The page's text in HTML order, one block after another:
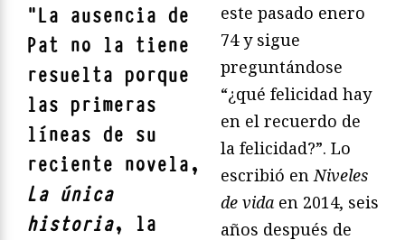
"La ausencia de
Pat no la tiene
resuelta porque
las primeras
líneas de su
reciente novela,
La única
historia, la
este pasado enero
74 y sigue
preguntándose
“¿qué felicidad hay
en el recuerdo de
la felicidad?”. Lo
escribió en Niveles
de vida en 2014, seis
años después de